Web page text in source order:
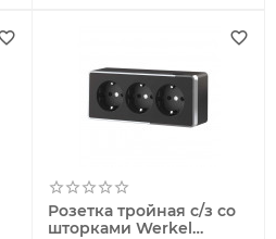
Розетка тройная с/з со
шторками Werkel